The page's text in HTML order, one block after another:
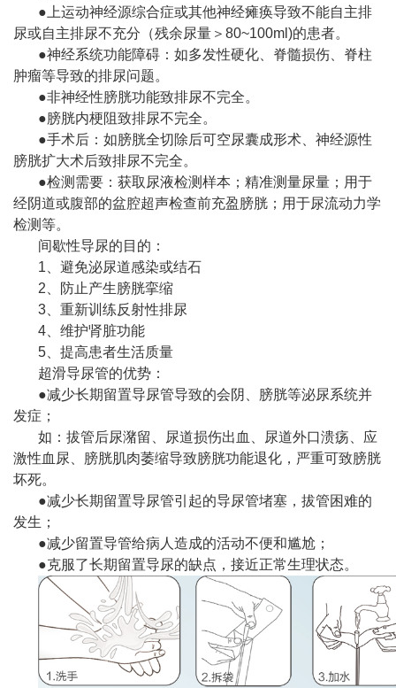
●上运动神经源综合症或其他神经瘫痪导致不能自主排
尿或自主排尿不充分（残余尿量＞80~100ml)的患者。
●神经系统功能障碍：如多发性硬化、脊髓损伤、脊柱
肿瘤等导致的排尿问题。
●非神经性膀胱功能致排尿不完全。
●膀胱内梗阻致排尿不完全。
●手术后：如膀胱全切除后可空尿囊成形术、神经源性
膀胱扩大术后致排尿不完全。
●检测需要：获取尿液检测样本；精准测量尿量；用于
经阴道或腹部的盆腔超声检查前充盈膀胱；用于尿流动力学
检测等。
间歇性导尿的目的：
1、避免泌尿道感染或结石
2、防止产生膀胱挛缩
3、重新训练反射性排尿
4、维护肾脏功能
5、提高患者生活质量
超滑导尿管的优势：
●减少长期留置导尿管导致的会阴、膀胱等泌尿系统并
发症；
如：拔管后尿潴留、尿道损伤出血、尿道外口溃疡、应
激性血尿、膀胱肌肉萎缩导致膀胱功能退化，严重可致膀胱
坏死。
●减少长期留置导尿管引起的导尿管堵塞，拔管困难的
发生；
●减少留置导管给病人造成的活动不便和尴尬；
●克服了长期留置导尿的缺点，接近正常生理状态。